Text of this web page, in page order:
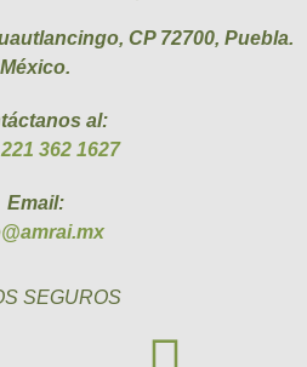
CP 72700, Puebla.
México.
al:
362 1627
Email:
SEGUROS